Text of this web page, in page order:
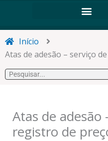
Início
Atas de adesão – serviço
Pesquisar
Atas de adesão
registro de